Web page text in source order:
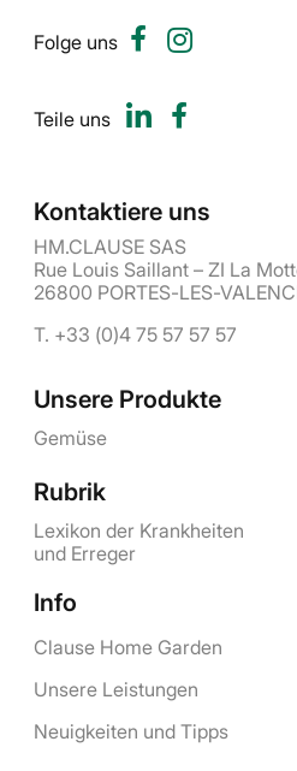
Folge uns
Teile uns
Kontaktiere uns
HM.CLAUSE SAS
Rue Louis Saillant – ZI La
26800 PORTES-LES-
T. +33 (0)4 75 57 57 57
Unsere Produkte
Gemüse
Rubrik
Lexikon der Krankheiten
und Erreger
Info
Clause Home Garden
Unsere Leistungen
Neuigkeiten und Tipps